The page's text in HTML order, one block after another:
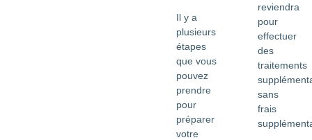
Il y a
plusieurs
étapes
que vous
pouvez
prendre
pour
préparer
votre
reviendra
pour
effectuer
des
traitements
sans
frais